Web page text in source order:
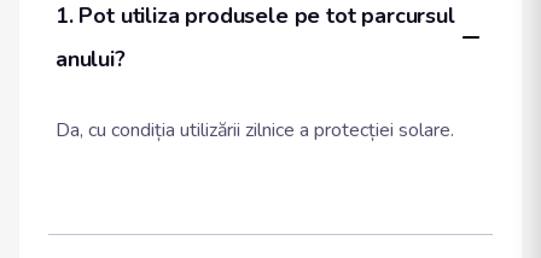
1. Pot utiliza produsele pe tot parcursul
anului?
Da, cu condiția utilizării zilnice a protecției solare.